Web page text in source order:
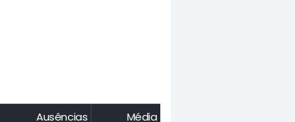
Ausências Média